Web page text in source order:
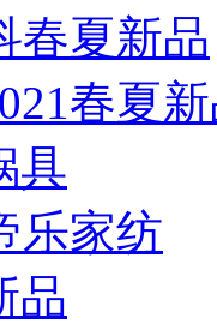
春夏新品
春夏
具
乐家纺
品